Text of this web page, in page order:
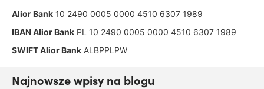
Alior Bank 10 2490 0005 0000 4510 6307 1989
IBAN Alior Bank PL 10 2490 0005 0000 4510 6307 1989
SWIFT Alior Bank ALBPPLPW
Najnowsze wpisy na blogu